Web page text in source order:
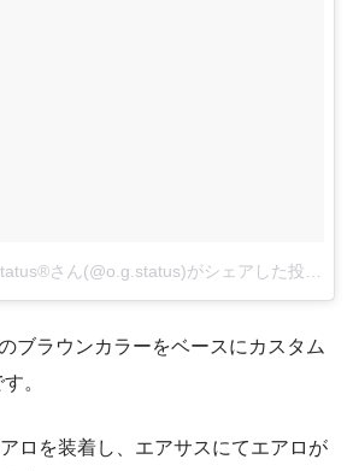
ブラウンカラーをベースにカスタム
。
ロを装着し、エアサスにてエアロが